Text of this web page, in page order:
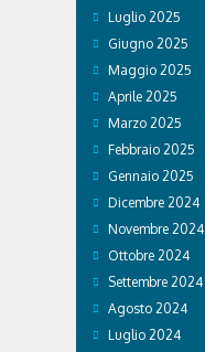
Luglio 2025
Giugno 2025
Maggio 2025
Aprile 2025
Marzo 2025
Febbraio 2025
Gennaio 2025
Dicembre 2024
Novembre 2024
Ottobre 2024
Settembre 2024
Agosto 2024
Luglio 2024